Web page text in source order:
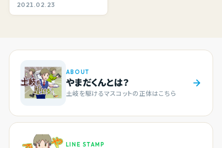
車で３０分で行けちゃう
2021.02.23
ABOUT
やまだくんとは？
土岐を駆けるマスコットの正体はこちら
LINE STAMP